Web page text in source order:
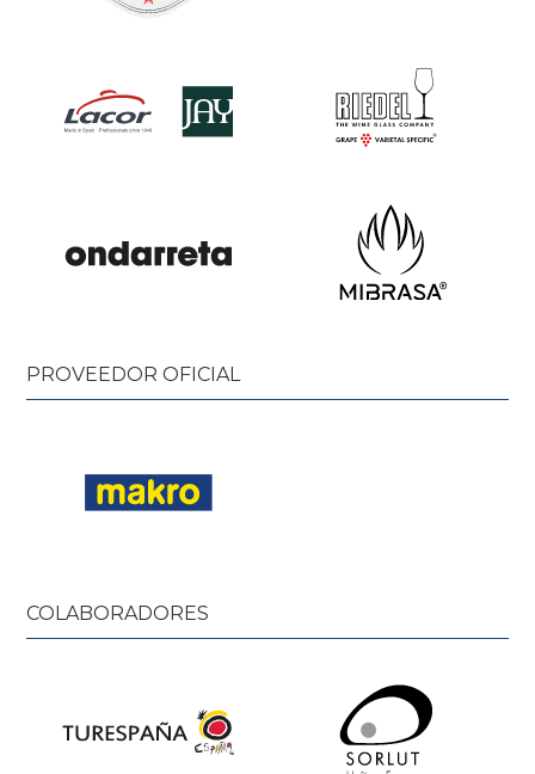
PROVEEDOR OFICIAL
COLABORADORES